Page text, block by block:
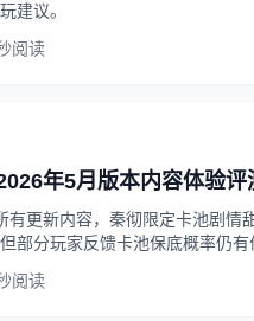
建议。
阅读
年5月版本内容体验评
有更新内容，秦彻限定卡池剧情
部分玩家反馈卡池保底概率仍有
阅读